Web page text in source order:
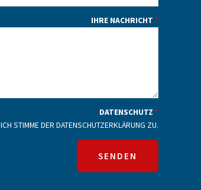
IHRE NACHRICHT *
DATENSCHUTZ *
ICH STIMME DER DATENSCHUTZERKLÄRUNG ZU.
SENDEN